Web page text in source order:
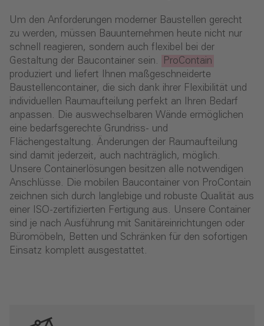
Um den Anforderungen moderner Baustellen gerecht
zu werden, müssen Bauunternehmen heute nicht nur
schnell reagieren, sondern auch flexibel bei der
Gestaltung der Baucontainer sein.
ProContain
produziert und liefert Ihnen maßgeschneiderte
Baustellencontainer, die sich dank ihrer Flexibilität und
individuellen Raumaufteilung perfekt an Ihren Bedarf
anpassen. Die auswechselbaren Wände ermöglichen
eine bedarfsgerechte Grundriss- und
Flächengestaltung. Änderungen der Raumaufteilung
sind damit jederzeit, auch nachträglich, möglich.
Unsere Containerlösungen besitzen alle notwendigen
Anschlüsse. Die mobilen Baucontainer von ProContain
zeichnen sich durch langlebige und robuste Qualität aus
einer ISO-zertifizierten Fertigung aus. Unsere Container
sind je nach Ausführung mit Sanitäreinrichtungen oder
Büromöbeln, Betten und Schränken für den sofortigen
Einsatz komplett ausgestattet.